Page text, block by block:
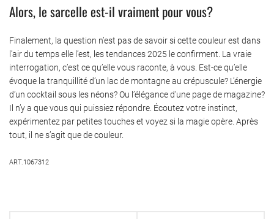
Alors, le sarcelle est-il vraiment pour vous?
Finalement, la question n’est pas de savoir si cette couleur est dans
l’air du temps elle l’est, les tendances 2025 le confirment. La vraie
interrogation, c’est ce qu’elle vous raconte, à vous. Est-ce qu’elle
évoque la tranquillité d’un lac de montagne au crépuscule? L’énergie
d’un cocktail sous les néons? Ou l’élégance d’une page de magazine?
Il n’y a que vous qui puissiez répondre. Écoutez votre instinct,
expérimentez par petites touches et voyez si la magie opère. Après
tout, il ne s’agit que de couleur.
ART.1067312